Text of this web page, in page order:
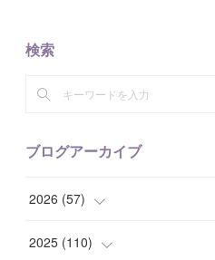
検索
ブログアーカイブ
2026 (57)
( 1)
2025 (110)